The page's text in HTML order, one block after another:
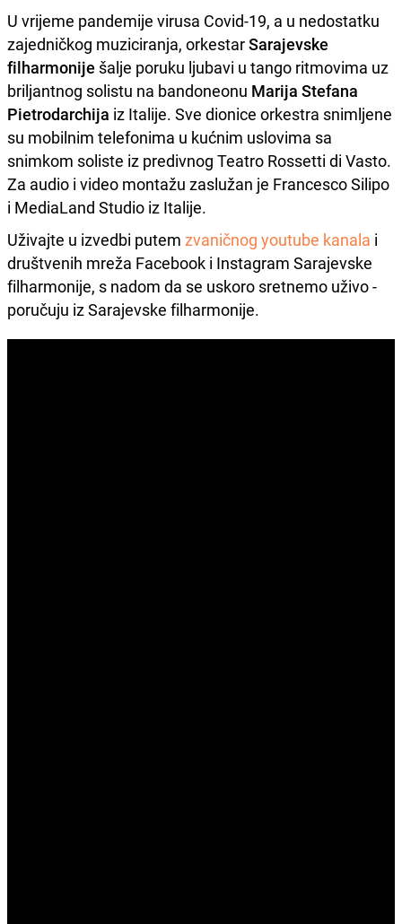
U vrijeme pandemije virusa Covid-19, a u nedostatku
zajedničkog muziciranja, orkestarSarajevske
filharmonije šalje poruku ljubavi u tango ritmovima uz
briljantnog solistu na bandoneonu Marija Stefana
Pietrodarchija iz Italije. Sve dionice orkestra snimljene
su mobilnim telefonima u kućnim uslovima sa
snimkom soliste iz predivnog Teatro Rossetti di Vasto.
Za audio i video montažu zaslužan je Francesco Silipo
i MediaLand Studio iz Italije.
Uživajte u izvedbi putem zvaničnog youtube kanala i
društvenih mreža Facebook i Instagram Sarajevske
filharmonije, s nadom da se uskoro sretnemo uživo -
poručuju iz Sarajevske filharmonije.